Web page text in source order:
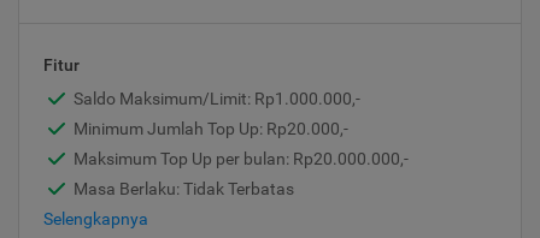
Fitur
Saldo Maksimum/Limit: Rp1.000.000,-
Minimum Jumlah Top Up: Rp20.000,-
Maksimum Top Up per bulan: Rp20.000.000,-
Masa Berlaku: Tidak Terbatas
Selengkapnya